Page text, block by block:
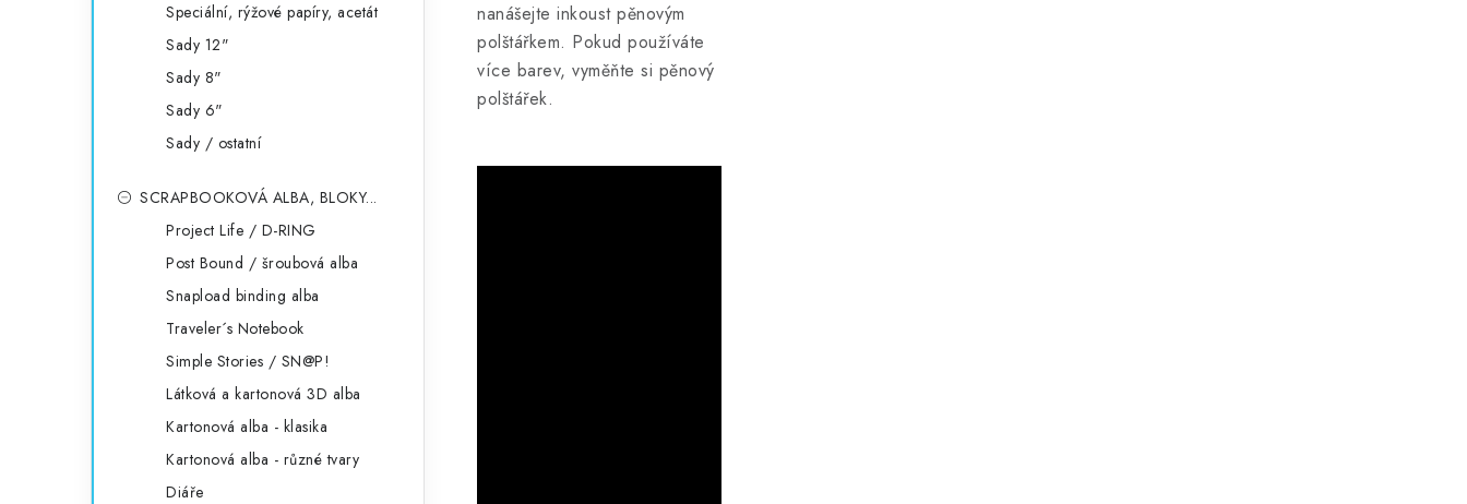
Speciální, rýžové papíry, acetát
Sady 12"
Sady 8"
Sady 6"
Sady / ostatní
SCRAPBOOKOVÁ ALBA, BLOKY...
Project Life / D-RING
Post Bound / šroubová alba
Snapload binding alba
Traveler´s Notebook
Simple Stories / SN@P!
Látková a kartonová 3D alba
Kartonová alba - klasika
Kartonová alba - různé tvary
Diáře
nanášejte inkoust pěnovým
polštářkem. Pokud používáte
více barev, vyměňte si pěnový
polštářek.